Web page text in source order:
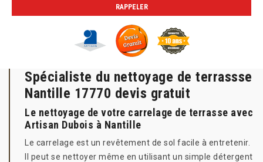
Spécialiste du nettoyage de terrassse
Nantille 17770 devis gratuit
Le nettoyage de votre carrelage de terrasse avec
Artisan Dubois à Nantille
Le carrelage est un revêtement de sol facile à entretenir.
Il peut se nettoyer même en utilisant un simple détergent